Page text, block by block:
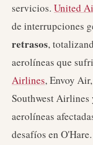
servicios. United
de interrupciones
retrasos,
aerolíneas que
Airlines, Envoy
Southwest Airlines
aerolíneas
desafíos en O'Hare.